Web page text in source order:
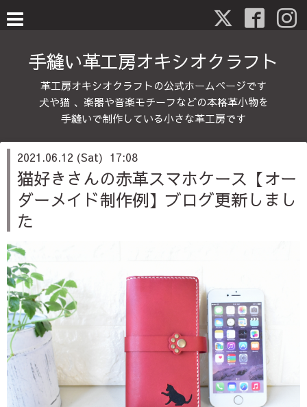
手縫い革工房オキシオクラフト
革工房オキシオクラフトの公式ホームページです
犬や猫 、楽器や音楽モチーフなどの本格革小物を
手縫いで制作している小さな革工房です
2021.06.12 (Sat) 17:08
猫好きさんの赤革スマホケース【オー
ダーメイド制作例】ブログ更新しまし
た